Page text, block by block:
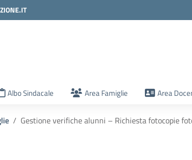
Albo Sindacale Area Famiglie Area
Gestione verifiche alunni – Richiesta fotocopie